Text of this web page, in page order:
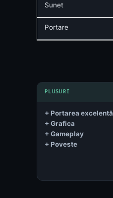
+ Portarea excelentă
+ Grafica
+ Gameplay
+ Poveste
Sunet
Portare